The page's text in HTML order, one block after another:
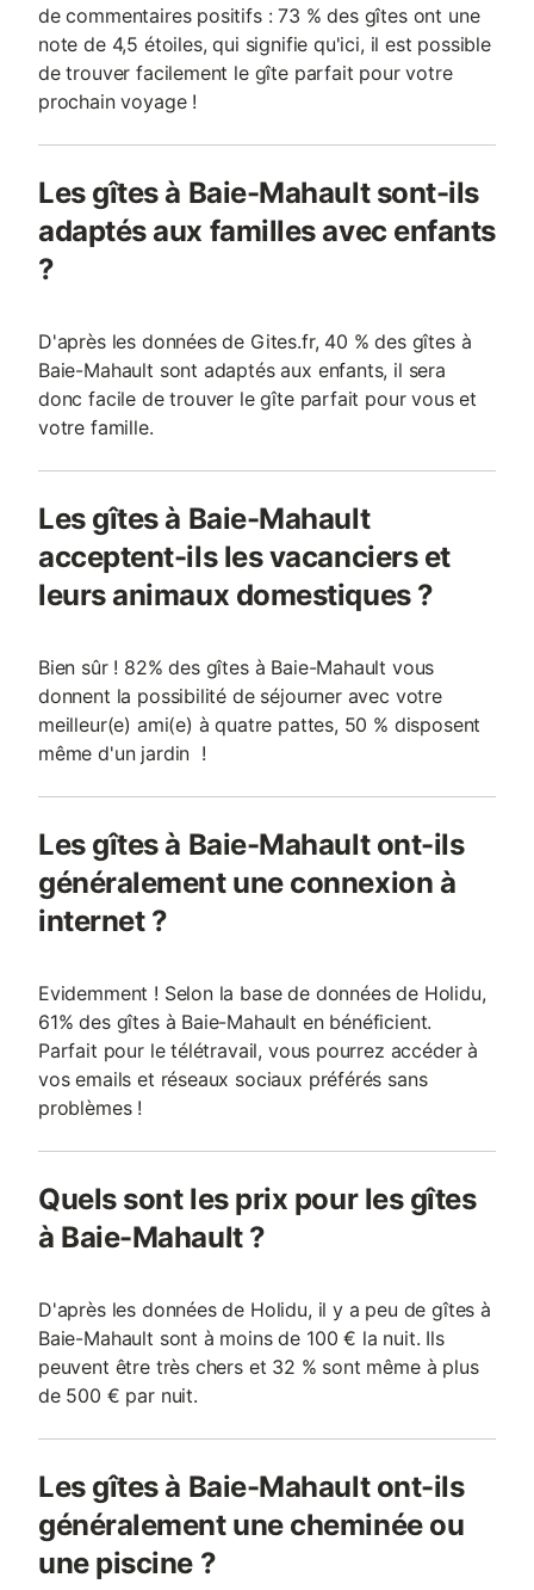
de commentaires positifs : 73 % des gîtes ont une
note de 4,5 étoiles, qui signifie qu'ici, il est possible
de trouver facilement le gîte parfait pour votre
prochain voyage !
Les gîtes à Baie-Mahault sont-ils
adaptés aux familles avec enfants
?
D'après les données de Gites.fr, 40 % des gîtes à
Baie-Mahault sont adaptés aux enfants, il sera
donc facile de trouver le gîte parfait pour vous et
votre famille.
Les gîtes à Baie-Mahault
acceptent-ils les vacanciers et
leurs animaux domestiques ?
Bien sûr ! 82% des gîtes à Baie-Mahault vous
donnent la possibilité de séjourner avec votre
meilleur(e) ami(e) à quatre pattes, 50 % disposent
même d'un jardin !
Les gîtes à Baie-Mahault ont-ils
généralement une connexion à
internet ?
Evidemment ! Selon la base de données de Holidu,
61% des gîtes à Baie-Mahault en bénéficient.
Parfait pour le télétravail, vous pourrez accéder à
vos emails et réseaux sociaux préférés sans
problèmes !
Quels sont les prix pour les gîtes
à Baie-Mahault ?
D'après les données de Holidu, il y a peu de gîtes à
Baie-Mahault sont à moins de 100 € la nuit. Ils
peuvent être très chers et 32 % sont même à plus
de 500 € par nuit.
Les gîtes à Baie-Mahault ont-ils
généralement une cheminée ou
une piscine ?